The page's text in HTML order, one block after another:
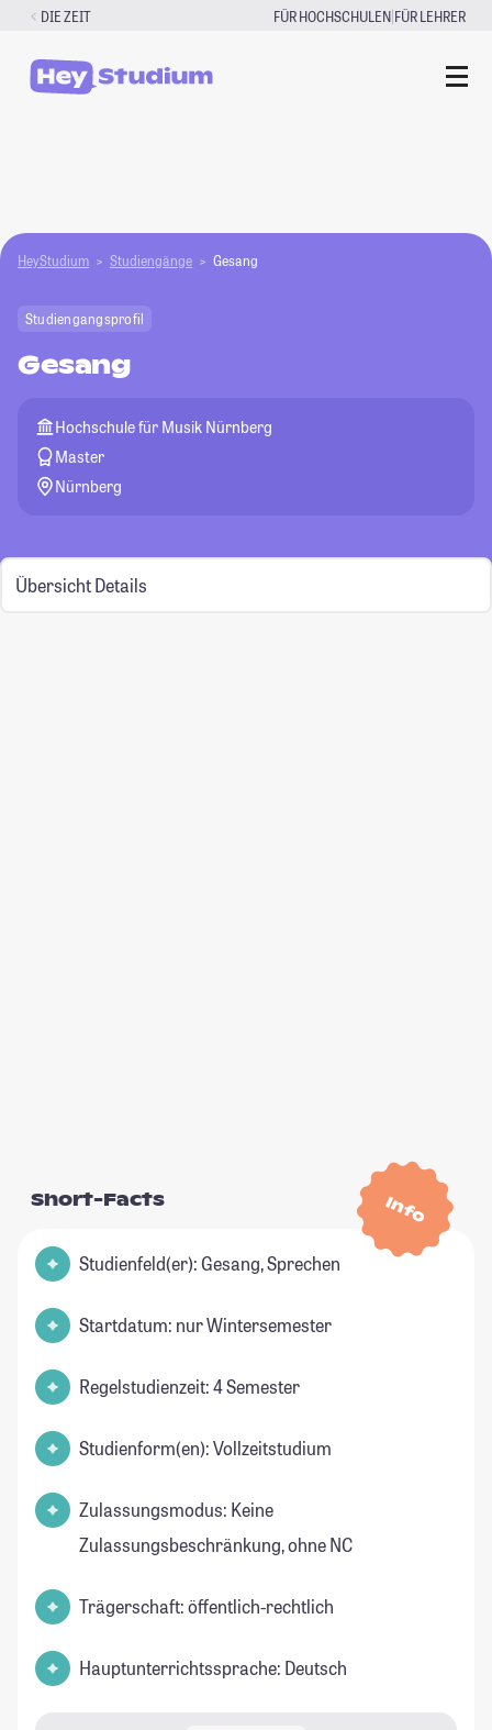
Zum
springen
DIE ZEIT FÜR HOCHSCHULEN|FÜR LEHRER
HeyStudium Studiengänge Gesang
Studiengangsprofil
Gesang
Hochschule für Musik Nürnberg
Master
Nürnberg
Übersicht Details
Info
Short-Facts
Studienfeld(er): Gesang, Sprechen
Startdatum: nur Wintersemester
Regelstudienzeit: 4 Semester
Studienform(en): Vollzeitstudium
Zulassungsmodus: Keine
Zulassungsbeschränkung, ohne NC
Trägerschaft: öffentlich-rechtlich
Hauptunterrichtssprache: Deutsch